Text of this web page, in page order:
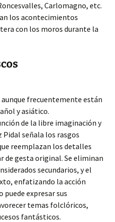
Carlomagno, etc.
los acontecimientos
con los moros durante la
frecuentemente están
y asiático.
de la libre imaginación y
señala los rasgos
reemplazan los detalles
de gesta original. Se eliminan
secundarios, y el
enfatizando la acción
expresar sus
temas folclóricos,
fantásticos.